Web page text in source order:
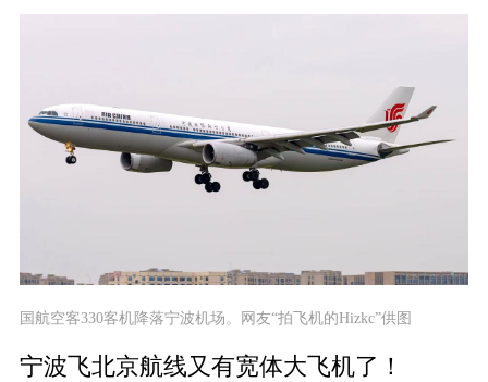
国航空客330客机降落宁波机场。网友“拍飞机的Hizkc”供图
宁波飞北京航线又有宽体大飞机了！